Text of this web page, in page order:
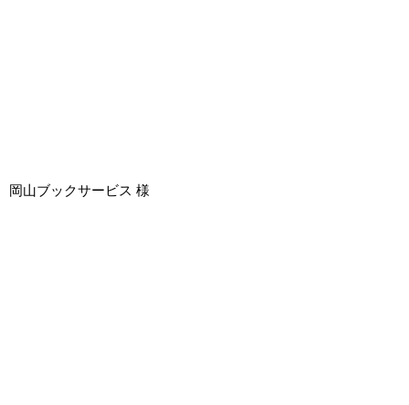
岡山ブックサービス 様